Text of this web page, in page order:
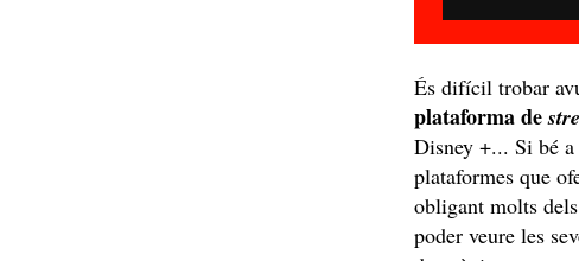
És difícil trobar
plataforma de
Disney +... Si bé
plataformes que
obligant molts
poder veure les